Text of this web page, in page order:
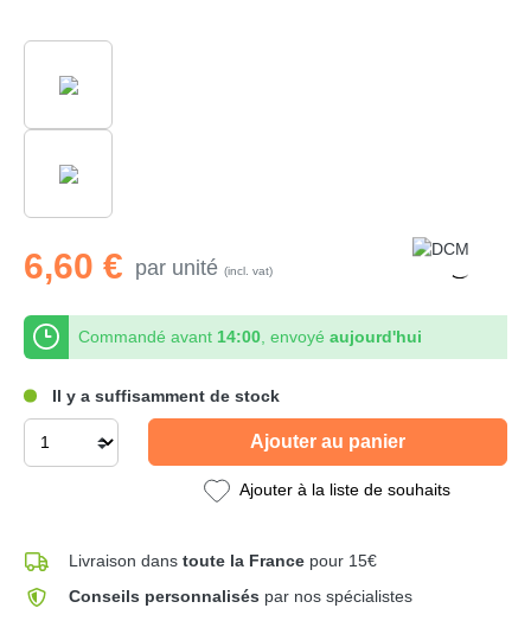
6,60 € par unité (incl. vat)
Commandé avant 14:00 , envoyé aujourd'hui
Il y a suffisamment de stock
Ajouter au panier
Ajouter à la liste de souhaits
Livraison dans toute la France pour 15€
Conseils personnalisés par nos spécialistes